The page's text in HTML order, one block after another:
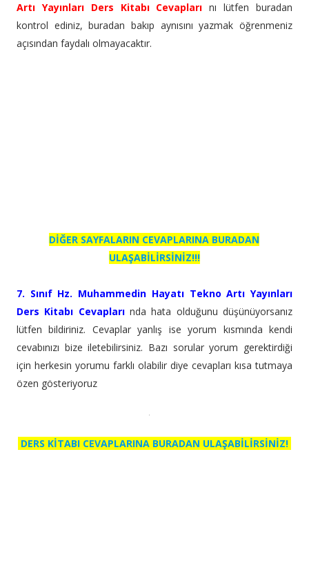
Artı Yayınları Ders Kitabı Cevapları nı lütfen buradan
kontrol ediniz, buradan bakıp aynısını yazmak öğrenmeniz
açısından faydalı olmayacaktır.
DİĞER SAYFALARIN CEVAPLARINA BURADAN
ULAŞABİLİRSİNİZ!!!
7. Sınıf Hz. Muhammedin Hayatı Tekno Artı Yayınları
Ders Kitabı Cevapları nda hata olduğunu düşünüyorsanız
lütfen bildiriniz. Cevaplar yanlış ise yorum kısmında kendi
cevabınızı bize iletebilirsiniz. Bazı sorular yorum gerektirdiği
için herkesin yorumu farklı olabilir diye cevapları kısa tutmaya
özen gösteriyoruz
DERS KİTABI CEVAPLARINA BURADAN ULAŞABİLİRSİNİZ!